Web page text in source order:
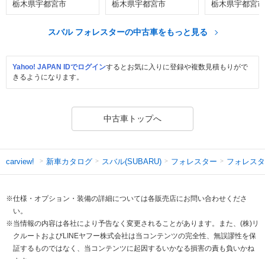
栃木県宇都宮市 栃木県宇都宮市 栃木県宇都宮市
スバル フォレスターの中古車をもっと見る
Yahoo! JAPAN IDでログインするとお気に入りに登録や複数見積もりがで
きるようになります。
中古車トップへ
carview! 新車カタログ スバル(SUBARU) フォレスター フォレス
※仕様・オプション・装備の詳細については各販売店にお問い合わせくださ
い。
※当情報の内容は各社により予告なく変更されることがあります。また、(株)リ
クルートおよびLINEヤフー株式会社は当コンテンツの完全性、無誤謬性を保
証するものではなく、当コンテンツに起因するいかなる損害の責も負いかね